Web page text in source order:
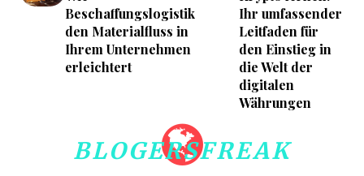
Beschaffungslogistik
den Materialfluss in
Ihrem Unternehmen
erleichtert
Ihr umfassender
Leitfaden für
den Einstieg in
die Welt der
digitalen
Währungen
BLOGERSFREAK